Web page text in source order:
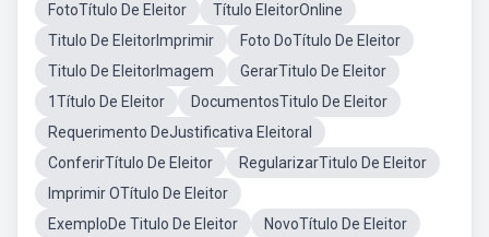
FotoTítulo De Eleitor
Título EleitorOnline
Titulo De EleitorImprimir
Foto DoTítulo De Eleitor
Titulo De EleitorImagem
GerarTitulo De Eleitor
1Título De Eleitor
DocumentosTitulo De Eleitor
Requerimento DeJustificativa Eleitoral
ConferirTítulo De Eleitor
RegularizarTitulo De Eleitor
Imprimir OTítulo De Eleitor
ExemploDe Titulo De Eleitor
NovoTítulo De Eleitor